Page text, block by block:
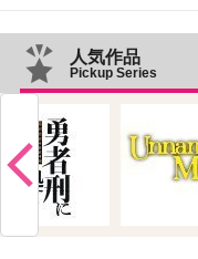
人気作品
Pickup Series